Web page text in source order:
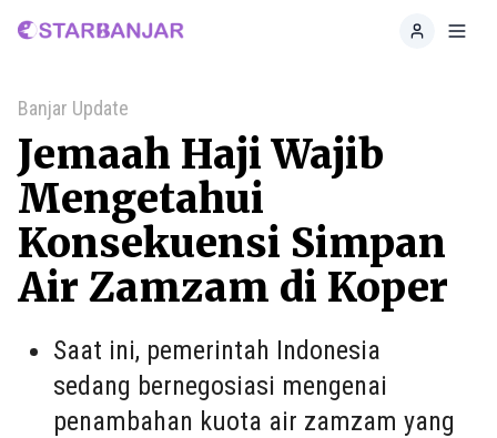
Home
Banjar Update
Jemaah Haji Wajib
Mengetahui
Konsekuensi Simpan
Air Zamzam di Koper
Saat ini, pemerintah Indonesia
sedang bernegosiasi mengenai
penambahan kuota air zamzam yang